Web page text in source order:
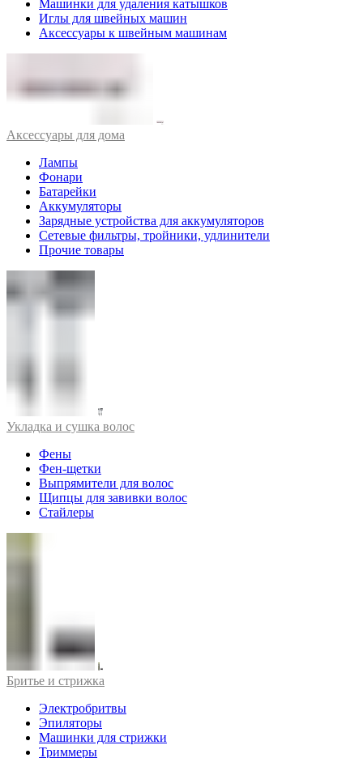
Машинки для удаления катышков
Иглы для швейных машин
Аксессуары к швейным машинам
Аксессуары для дома
Лампы
Фонари
Батарейки
Аккумуляторы
Зарядные устройства для аккумуляторов
Сетевые фильтры, тройники, удлинители
Прочие товары
Укладка и сушка волос
Фены
Фен-щетки
Выпрямители для волос
Щипцы для завивки волос
Стайлеры
Бритье и стрижка
Электробритвы
Эпиляторы
Машинки для стрижки
Триммеры